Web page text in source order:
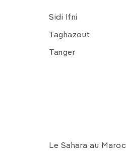
Sidi Ifni
Taghazout
Tanger
Le Sahara au Maroc